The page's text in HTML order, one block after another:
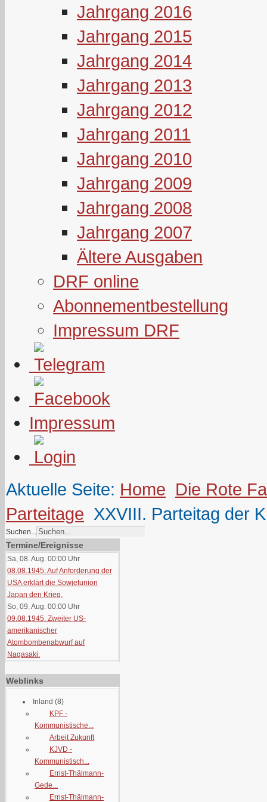
Jahrgang 2016
Jahrgang 2015
Jahrgang 2014
Jahrgang 2013
Jahrgang 2012
Jahrgang 2011
Jahrgang 2010
Jahrgang 2009
Jahrgang 2008
Jahrgang 2007
Ältere Ausgaben
DRF online
Abonnementbestellung
Impressum DRF
Impressum
Aktuelle Seite: Home Die Rote
Parteitage XXVIII. Parteitag der
Suchen...
Termine/Ereignisse
Sa, 08. Aug. 00:00 Uhr
08.08.1945: Auf Anforderung der
USA erklärt die Sowjetunion
Japan den Krieg.
So, 09. Aug. 00:00 Uhr
09.08.1945: Zweiter US-
amerikanischer
Atombombenabwurf auf
Nagasaki.
Weblinks
Inland (8)
KPF -
Kommunistische...
Arbeit Zukunft
KJVD -
Kommunistisch...
Ernst-Thälmann-
Gede...
Ernst-Thälmann-